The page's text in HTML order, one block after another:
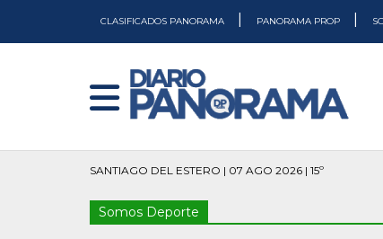
CLASIFICADOS PANORAMA PANORAMA PROP
SANTIAGO DEL ESTERO | 07 AGO 2026 | 15º
Somos Deporte